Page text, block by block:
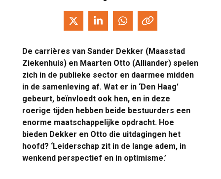
De carrières van Sander Dekker (Maasstad
Ziekenhuis) en Maarten Otto (Alliander) spelen
zich in de publieke sector en daarmee midden
in de samenleving af. Wat er in ‘Den Haag’
gebeurt, beïnvloedt ook hen, en in deze
roerige tijden hebben beide bestuurders een
enorme maatschappelijke opdracht. Hoe
bieden Dekker en Otto die uitdagingen het
hoofd? ‘Leiderschap zit in de lange adem, in
wenkend perspectief en in optimisme.’